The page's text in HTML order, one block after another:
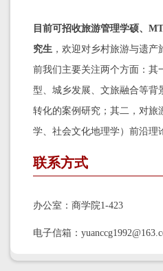
目前可招收旅游管理学硕、
究生 ，欢迎对乡村旅游与遗产
前我们主要关注两个方面：其
型、城乡发展、文旅融合等背
转化的案例研究；其二，对旅
学、社会文化地理学）前沿理
联系方式
办公室：商学院1-423
电子信箱：